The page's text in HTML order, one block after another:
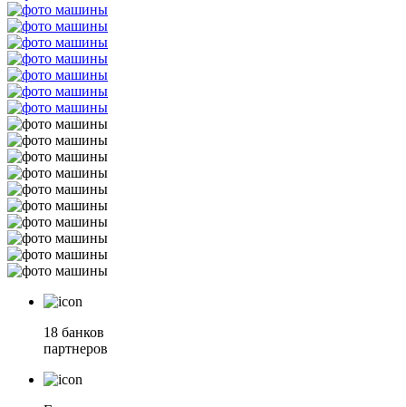
18 банков
партнеров